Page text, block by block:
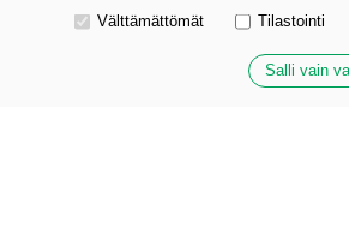
Valitse käytettävät evästeet
Välttämättömät Tilastointi
Salli vain